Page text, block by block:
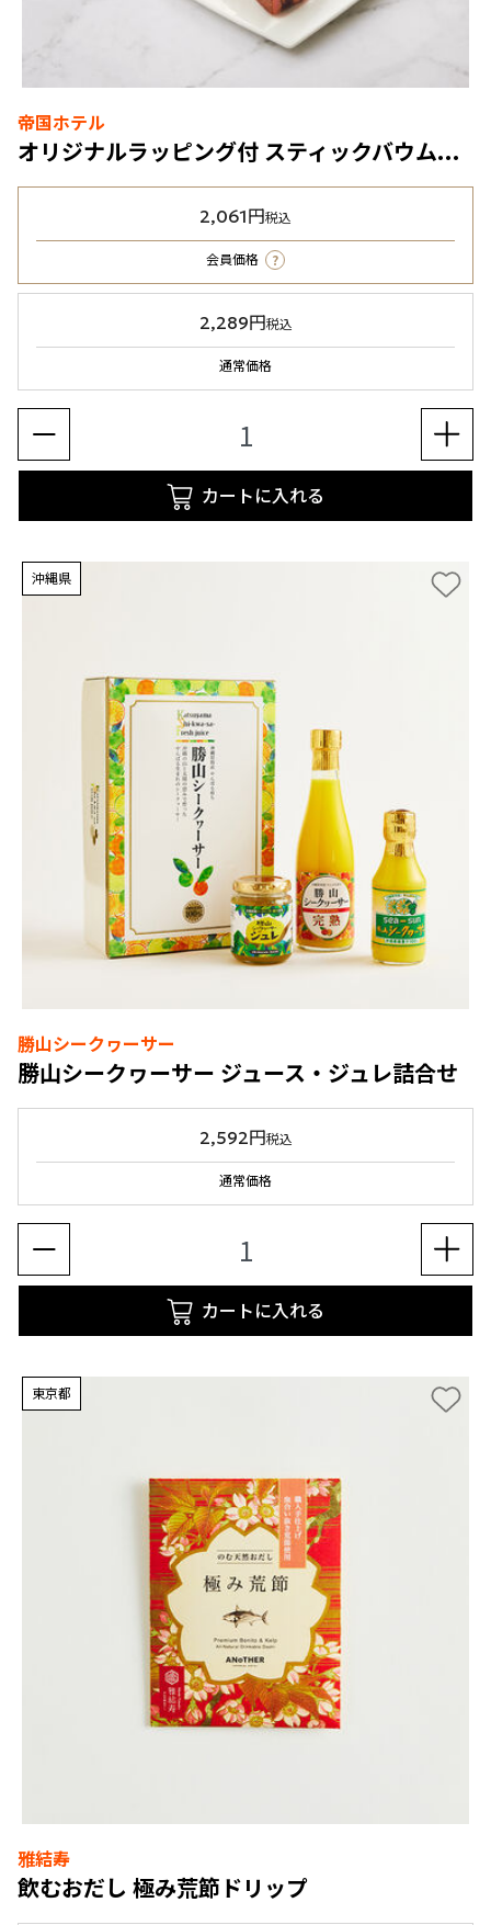
帝国ホテル
オリジナルラッピング付 スティックバウム詰合せ（SB-20BE）4種7個入
2,061円税込
会員価格 ?
2,289円税込
通常価格
カートに入れる
沖縄県
勝山シークヮーサー
勝山シークヮーサー ジュース・ジュレ詰合せ
2,592円税込
通常価格
カートに入れる
東京都
雅結寿
飲むおだし 極み荒節ドリップ